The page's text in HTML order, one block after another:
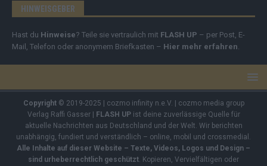
HINWEISGEBER
Hast du Hinweise? Teile sie vertraulich mit FLASH UP – per Post, E-
Mail, Telefon oder anonymem Briefkasten – Hier mehr erfahren.
Copyright© 2019-2025 | cozmo infinity n.e.V. | cozmo media group
Verlag Raffi Gasser |
FLASH UPist deine zuverlässige Quelle für
aktuelle Nachrichten aus Deutschland und der Welt. Wir berichten
unabhängig, fundiert und verständlich – online, mobil und crossmedial.
Alle Inhalte auf dieser Website – Texte, Videos, Logos und Design –
sind urheberrechtlich geschützt. Kopieren, Vervielfältigen oder